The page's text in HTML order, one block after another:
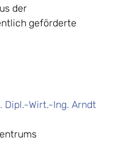
der
geförderte
Dipl.-Wirt.-Ing. Arndt